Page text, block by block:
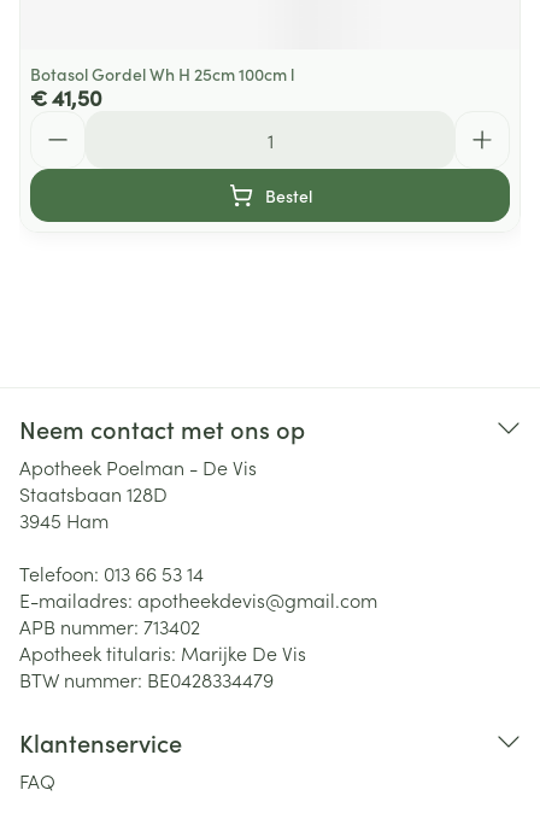
Botasol Gordel Wh H 25cm 100cm l
€ 41,50
Bestel
Neem contact met ons op
Apotheek Poelman - De Vis
Staatsbaan 128D
3945 Ham
Telefoon: 013 66 53 14
E-mailadres: apotheekdevis@gmail.com
APB nummer: 713402
Apotheek titularis: Marijke De Vis
BTW nummer: BE0428334479
Klantenservice
FAQ